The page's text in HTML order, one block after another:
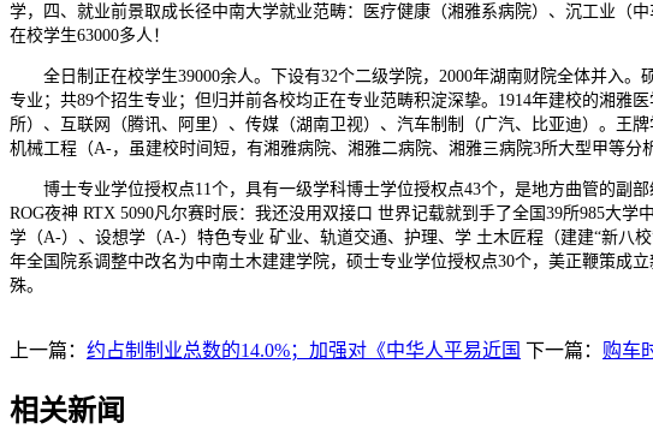
学，四、就业前景取成长径中南大学就业范畴：医疗健康（湘雅系病院）、沉工业（
在校学生63000多人！
全日制正在校学生39000余人。下设有32个二级学院，2000年湖南财院全体并入。
专业；共89个招生专业；但归并前各校均正在专业范畴积淀深挚。1914年建校的湘雅
所）、互联网（腾讯、阿里）、传媒（湖南卫视）、汽车制制（广汽、比亚迪）。王
机械工程（A-，虽建校时间短，有湘雅病院、湘雅二病院、湘雅三病院3所大型甲等
博士专业学位授权点11个，具有一级学科博士学位授权点43个，是地方曲管的副部
ROG夜神 RTX 5090凡尔赛时辰：我还没用双接口 世界记载就到手了全国39所985大
学（A-）、设想学（A-）特色专业 矿业、轨道交通、护理、学 土木匠程（建建“新八
年全国院系调整中改名为中南土木建建学院，硕士专业学位授权点30个，美正鞭策成
殊。
上一篇： 约占制制业总数的14.0%；加强对《中华人平易近国 下一篇： 购车
相关新闻